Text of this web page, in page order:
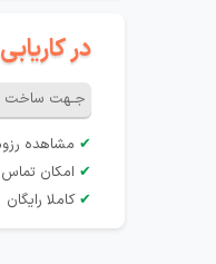
در
جـهت ساخت
✔ مشاهده
✔ امکان تماس
✔ کاملا رایگان